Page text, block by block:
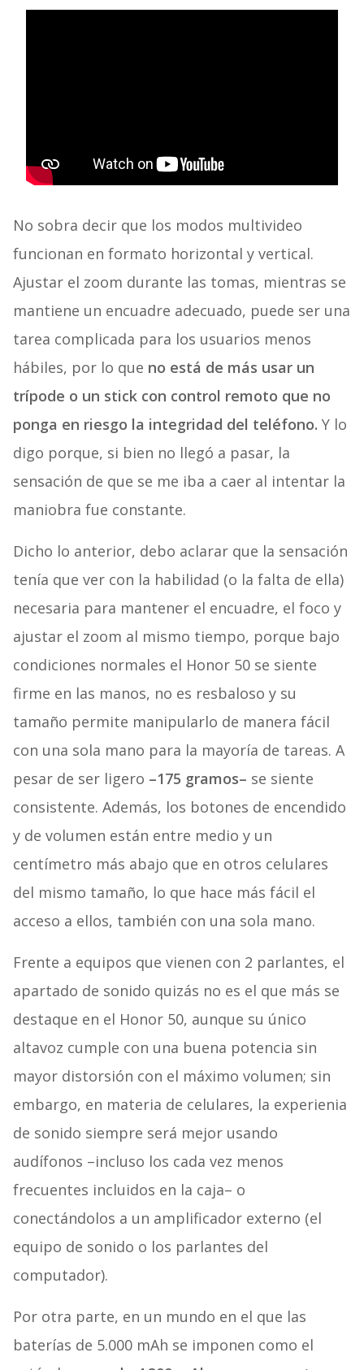
No sobra decir que los modos multivideo
funcionan en formato horizontal y vertical.
Ajustar el zoom durante las tomas, mientras se
mantiene un encuadre adecuado, puede ser una
tarea complicada para los usuarios menos
hábiles, por lo que no está de más usar un
trípode o un stick con control remoto que no
ponga en riesgo la integridad del teléfono. Y lo
digo porque, si bien no llegó a pasar, la
sensación de que se me iba a caer al intentar la
maniobra fue constante.
Dicho lo anterior, debo aclarar que la sensación
tenía que ver con la habilidad (o la falta de ella)
necesaria para mantener el encuadre, el foco y
ajustar el zoom al mismo tiempo, porque bajo
condiciones normales el Honor 50 se siente
firme en las manos, no es resbaloso y su
tamaño permite manipularlo de manera fácil
con una sola mano para la mayoría de tareas. A
pesar de ser ligero –175 gramos– se siente
consistente. Además, los botones de encendido
y de volumen están entre medio y un
centímetro más abajo que en otros celulares
del mismo tamaño, lo que hace más fácil el
acceso a ellos, también con una sola mano.
Frente a equipos que vienen con 2 parlantes, el
apartado de sonido quizás no es el que más se
destaque en el Honor 50, aunque su único
altavoz cumple con una buena potencia sin
mayor distorsión con el máximo volumen; sin
embargo, en materia de celulares, la experienia
de sonido siempre será mejor usando
audífonos –incluso los cada vez menos
frecuentes incluidos en la caja– o
conectándolos a un amplificador externo (el
equipo de sonido o los parlantes del
computador).
Por otra parte, en un mundo en el que las
baterías de 5.000 mAh se imponen como el